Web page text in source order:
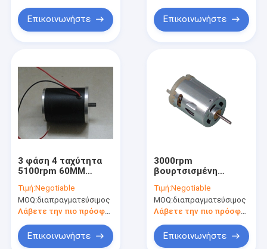
Επικοινωνήστε Επικοινωνήστε
3 φάση 4 ταχύτητα
5100rpm 60MM
24V Πολωνού για τη
μηχανή καφέ
Τιμή:Negotiable
MOQ:διαπραγματεύσιμος
Λάβετε την πιο πρόσφατη τιμή
Επικοινωνήστε
3000rpm
βουρτσισμένη
57mm Stepper
μηχανή
εσωκλειόμενη
Τιμή:Negotiable
MOQ:διαπραγματεύσιμος
Επικοινωνήστε